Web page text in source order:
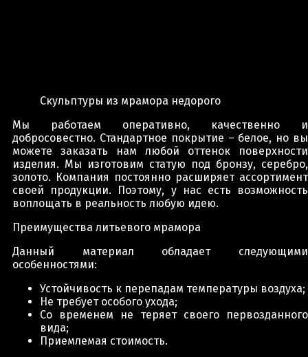
Скульптуры из мрамора недорого
Мы работаем оперативно, качественно и
добросовестно. Стандартное покрытие – белое, но вы
можете заказать нам любой оттенок поверхности
изделия. Мы изготовим статую под бронзу, серебро,
золото. Компания постоянно расширяет ассортимент
своей продукции. Поэтому, у нас есть возможность
воплощать в реальность любую идею.
Преимущества литьевого мрамора
Данный материал обладает следующими
особенностями:
Устойчивость к перепадам температуры воздуха;
Не требует особого ухода;
Со временем не теряет своего первозданного
вида;
Приемлемая стоимость.